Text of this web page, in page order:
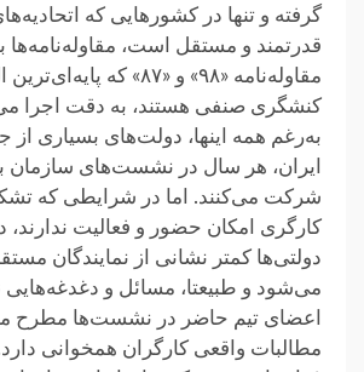
گرفته و تنها در کشور‌هایی که
قدرتمند و مستقل است،
مقاوله‌نامه «۹۸» و «۸۷» که
کنشگری صنفی هستند، به دقت اجرا
به‌رغم همه اینها، دولت‌های بسیاری از
ایران، هر سال در نشست‌های سازمان
شرکت می‌کنند. اما در شرایطی که
کارگری امکان حضور و فعالیت ندارند،
دولتی‌ها کمتر نشانی از نمایندگان
می‌شود و طبیعتا، مسائل و دغدغه‌هایی
اعضای تیم حاضر در نشست‌ها مطرح
مطالبات واقعی کارگران همخوانی